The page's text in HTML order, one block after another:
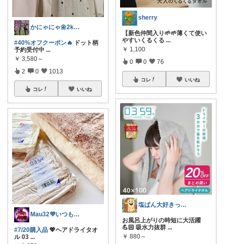
かにゃにゃ🌼2kids mama
#40%オフクーポン🔥 ドット柄
予約受付中 ...
￥ 3,580～
2 0 1013
コレ いいね
Mau32💜いつも有難うございます😊
#7/20購入品 💖ヘアドライタオ
ル 03 ...
sherry
【新色仲間入り🌱🌱薄くて使い
やすいくるくる ...
￥ 1,100
0 0 76
コレ いいね
塩ぱん大好きっ子クラブ🥐
お風呂上がりの時短に大活躍
💪🏻 吸水力抜群 ...
￥ 880～